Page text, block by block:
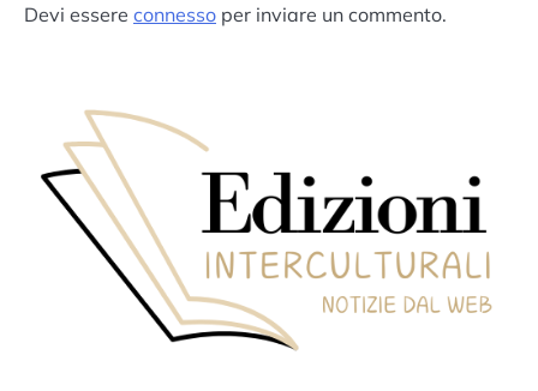
Devi essere connesso per inviare un commento.